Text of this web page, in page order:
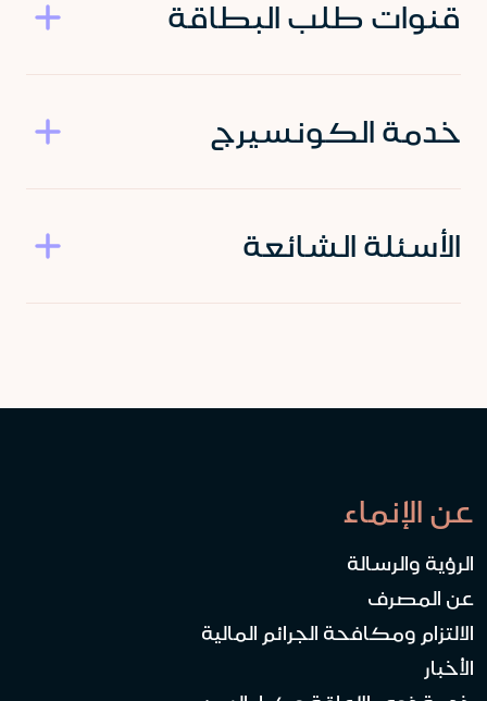
قنوات طلب البطاقة
خدمة الكونسيرج
الأسئلة الشائعة
عن الإنماء
الرؤية والرسالة
عن المصرف
الالتزام ومكافحة الجرائم المالية
الأخبار